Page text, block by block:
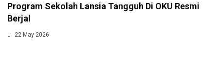
Program Sekolah Lansia Tangguh Di OKU Resmi
Berjal
22 May 2026